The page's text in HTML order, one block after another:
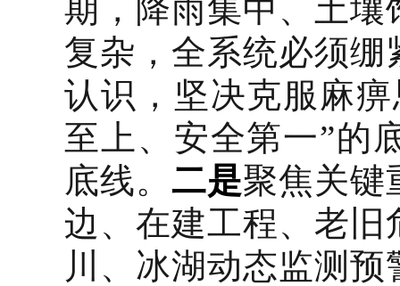
期，降雨集中、土
复杂，全系统必须
认识，坚决克服麻
至上、安全第一”的
底线。二是聚焦关键
边、在建工程、老
川、冰湖动态监测